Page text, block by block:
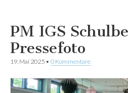
PM IGS
Pressefoto
19. Mai 2025 • 0 Kommentare